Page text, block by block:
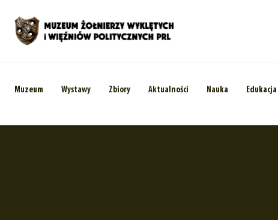
Muzeum Wystawy Zbiory Aktualności Nauka Edukacja